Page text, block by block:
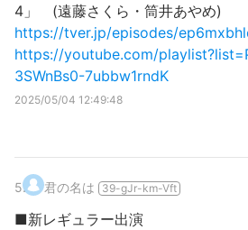
4」 (遠藤さくら・筒井あやめ)
https://tver.jp/episodes/
https://youtube.com/
3SWnBs0-7ubbw1rndK
2025/05/04 12:49:48
5. 君の名は 39-gJr-km-Vft
■新レギュラー出演